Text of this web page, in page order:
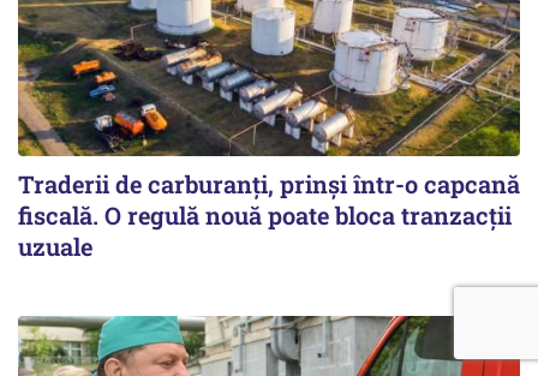
Traderii de carburanți, prinși într-o capcană
fiscală. O regulă nouă poate bloca tranzacții
uzuale